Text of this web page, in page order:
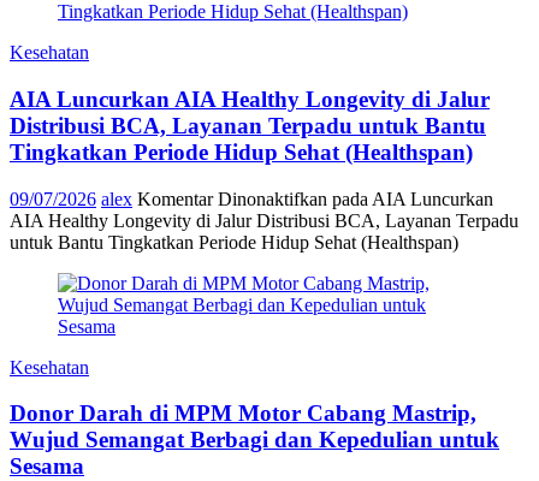
Kesehatan
AIA Luncurkan AIA Healthy Longevity di Jalur
Distribusi BCA, Layanan Terpadu untuk Bantu
Tingkatkan Periode Hidup Sehat (Healthspan)
09/07/2026 alex Komentar Dinonaktifkan pada AIA Luncurkan
AIA Healthy Longevity di Jalur Distribusi BCA, Layanan Terpadu
untuk Bantu Tingkatkan Periode Hidup Sehat (Healthspan)
Kesehatan
Donor Darah di MPM Motor Cabang Mastrip,
Wujud Semangat Berbagi dan Kepedulian untuk
Sesama